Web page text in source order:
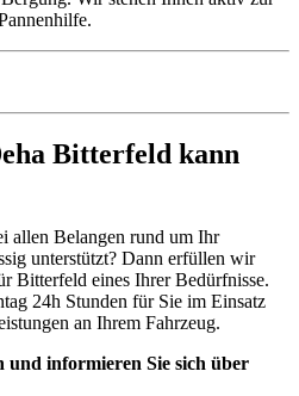
Bitterfeld kann
allen Belangen rund um Ihr
unterstützt? Dann erfüllen wir
Bitterfeld eines Ihrer Bedürfnisse.
24h Stunden für Sie im Einsatz
an Ihrem Fahrzeug.
und informieren Sie sich über